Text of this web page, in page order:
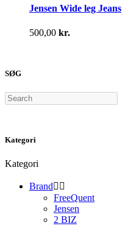
varesiden
har
Jensen Wide leg Jeans
500,00 kr.
SØG
Search
Kategori
Kategori
Brand 
FreeQuent
Jensen
2 BIZ